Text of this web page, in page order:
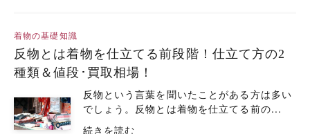
着物の基礎知識
反物とは着物を仕立てる前段階！仕立て方の2
種類＆値段･買取相場！
反物という言葉を聞いたことがある方は多い
でしょう。反物とは着物を仕立てる前の...
続きを読む